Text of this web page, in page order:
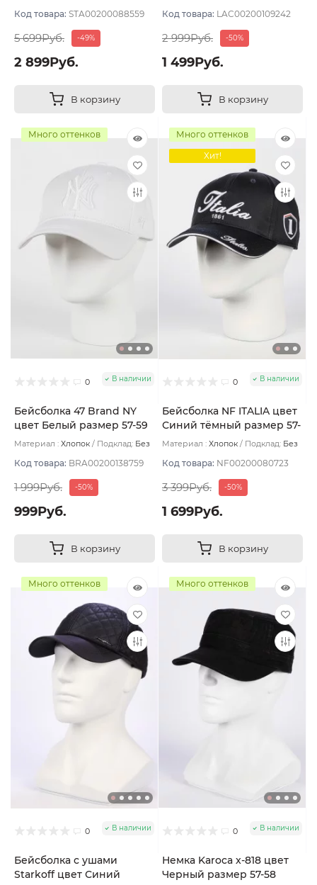
Код товара: STA00200088559
5 699Руб. -49%
2 899Руб.
В корзину
Код товара: LAC00200109242
2 999Руб. -50%
1 499Руб.
В корзину
Много оттенков
0 В наличии
Бейсболка 47 Brand NY
цвет Белый размер 57-59
Материал : Хлопок Подклад: Без
Код товара: BRA00200138759
1 999Руб. -50%
999Руб.
В корзину
Много оттенков
Хит!
0 В наличии
Бейсболка NF ITALIA цвет
Синий тёмный размер 57-
59
Материал : Хлопок Подклад: Без
Код товара: NF00200080723
3 399Руб. -50%
1 699Руб.
В корзину
Много оттенков
0 В наличии
Бейсболка с ушами
Starkoff цвет Синий
Много оттенков
0 В наличии
Немка Karoca x-818 цвет
Черный размер 57-58